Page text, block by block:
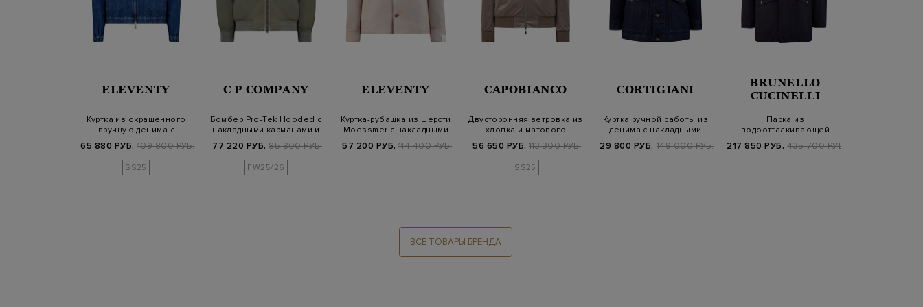
ELEVENTY
Куртка из окрашенного
вручную денима с
65 880 РУБ. 109 800 РУБ.
SS25
C P COMPANY
Бомбер Pro-Tek Hooded с
накладными карманами и
77 220 РУБ. 85 800 РУБ.
FW25/26
ELEVENTY
Куртка-рубашка из шерсти
Moessmer с накладными
57 200 РУБ. 114 400 РУБ.
CAPOBIANCO
Двусторонняя ветровка из
хлопка и матового
56 650 РУБ. 113 300 РУБ.
SS25
CORTIGIANI
Куртка ручной работы из
денима с накладными
29 800 РУБ. 149 000 РУБ.
BRUNELLO
CUCINELLI
Парка из
водоотталкивающей
капюш…
217 850 РУБ. 435 700 РУБ.
ВСЕ ТОВАРЫ БРЕНДА